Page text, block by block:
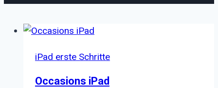
iPad erste Schritte
Occasions iPad